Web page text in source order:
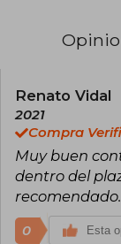
la
de
Renato Vidal
2021
Compra
Muy buen
dentro del
recomendado.
0 Esta